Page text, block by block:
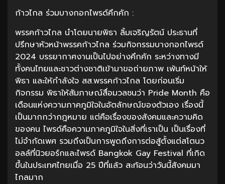
ก้าวไกล ร่วมบางกอกไพรด์คึกคัก :
พรรคก้าวไกล นำโดยนายพิธา ลิ้มเจริญรัตน์ ประธานที่
ปรึกษาหัวหน้าพรรคก้าวไกล ร่วมกิจกรรมบางกอกไพรด์
2024 บรรยากาศงานเป็นไปอย่างคึกคัก ระหว่างทางมี
ทั้งคนไทยและชาวต่างชาติเข้ามาขอถ่ายภาพ เพ้นท์หน้าให้
พิธา และให้กำลังใจ สส.พรรคก้าวไกล โดยก่อนเริ่ม
กิจกรรม พิธาให้สัมภาษณ์สื่อมวลชนว่า Pride Month คือ
เดือนแห่งความภาคภูมิใจในอัตลักษณ์ของตัวเอง เรื่องนี้
เป็นมากกว่ากฎหมาย แต่คือเรื่องของสังคมและความคิด
ของคน ไพรด์คือความภาคภูมิใจในสิ่งที่เราเป็น เป็นเรื่องที่
ไม่จำกัดเพศ รวมถึงเป็นการพูดถึงการต่อสู้ตั้งแต่สโตนว
อลล์ที่นิวยอร์กและไพรด์ Bangkok Gay Festival ที่เกิด
ขึ้นในประเทศไทยเมื่อ 25 ปีที่แล้ว สะท้อนว่าวันนี้สังคมมา
ไกลมาก